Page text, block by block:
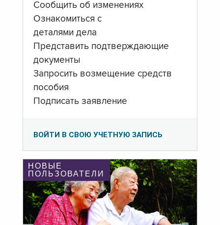
Сообщить об изменениях
Ознакомиться с
деталями дела
Представить подтверждающие
документы
Запросить возмещение средств
пособия
Подписать заявление
ВОЙТИ В СВОЮ УЧЕТНУЮ ЗАПИСЬ
НОВЫЕ
ПОЛЬЗОВАТЕЛИ